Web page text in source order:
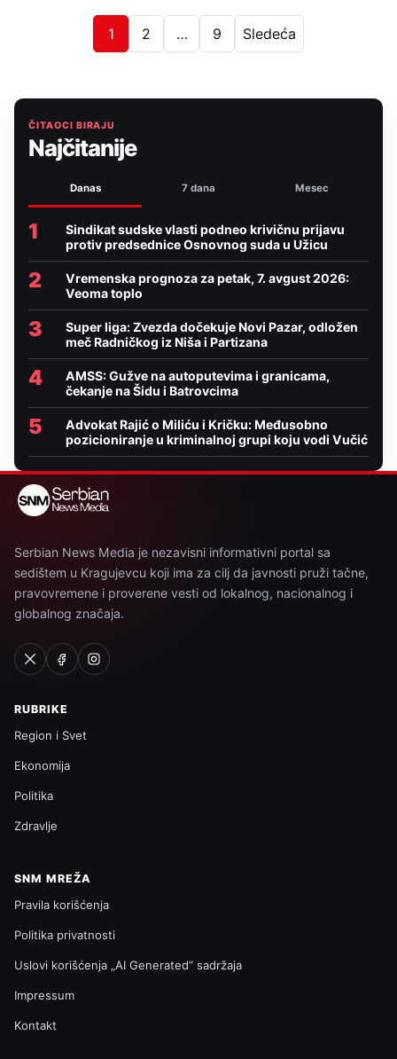
1 2 … 9 Sledeća
ČITAOCI BIRAJU
Najčitanije
Danas 7 dana Mesec
1
Sindikat sudske vlasti podneo krivičnu prijavu
protiv predsednice Osnovnog suda u Užicu
2
Vremenska prognoza za petak, 7. avgust 2026:
Veoma toplo
3
Super liga: Zvezda dočekuje Novi Pazar, odložen
meč Radničkog iz Niša i Partizana
4
AMSS: Gužve na autoputevima i granicama,
čekanje na Šidu i Batrovcima
5
Advokat Rajić o Miliću i Kričku: Međusobno
pozicioniranje u kriminalnoj grupi koju vodi Vučić
Serbian News Media je nezavisni informativni portal sa
sedištem u Kragujevcu koji ima za cilj da javnosti pruži tačne,
pravovremene i proverene vesti od lokalnog, nacionalnog i
globalnog značaja.
RUBRIKE
Region i Svet
Ekonomija
Politika
Zdravlje
SNM MREŽA
Pravila korišćenja
Politika privatnosti
Uslovi korišćenja „AI Generated“ sadržaja
Impressum
Kontakt